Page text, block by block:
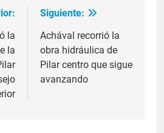
la
la
Siguiente:
Achával recorrió la
obra hidráulica de
Pilar centro que sigue
avanzando